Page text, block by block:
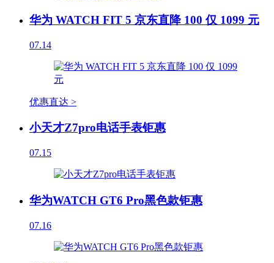
华为 WATCH FIT 5 京东直降 100 仅 1099 元
07.14
优惠直达 >
小天才Z7pro电话手表钜惠
07.15
华为WATCH GT6 Pro黑色款钜惠
07.16